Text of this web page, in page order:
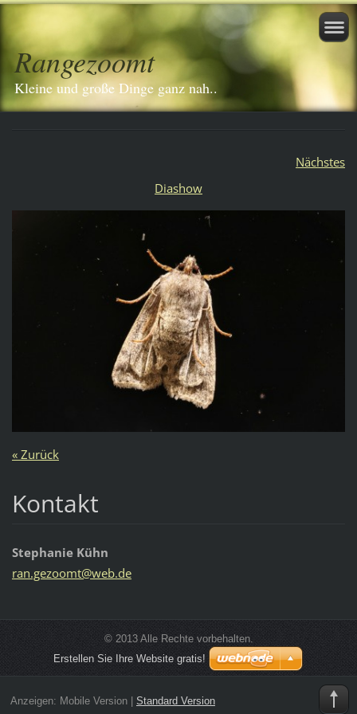
Rangezoomt
Kleine und große Dinge ganz nah..
Nächstes
Diashow
« Zurück
Kontakt
Stephanie Kühn
ran.gezoomt@web.de
© 2013 Alle Rechte vorbehalten.
Erstellen Sie Ihre Website gratis!
Anzeigen: Mobile Version| Standard Version